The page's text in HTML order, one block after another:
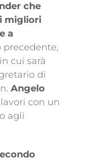
che
migliori
a
precedente,
cui sarà
di
Angelo
con un
agli